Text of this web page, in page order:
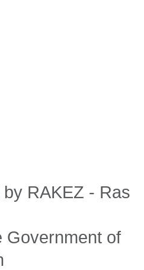
RAKEZ - Ras
Government of